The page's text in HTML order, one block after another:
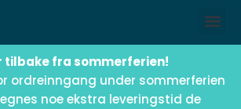
tilbake fra sommerferien!
ordreinngang under sommerferien
noe ekstra leveringstid de